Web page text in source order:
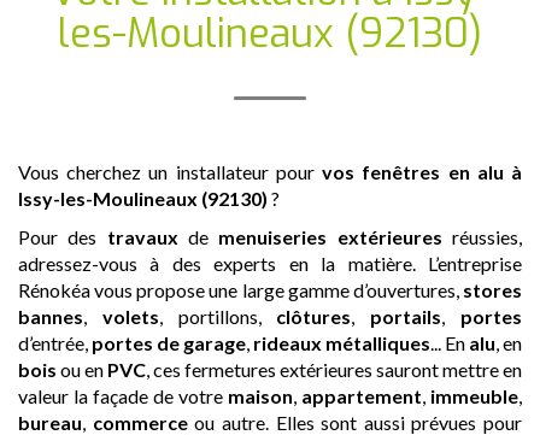
les-Moulineaux (92130)
Vous cherchez un installateur pourvos fenêtres en alu à
Issy-les-Moulineaux (92130) ?
Pour des travaux de menuiseries extérieures réussies,
adressez-vous à des experts en la matière. L’entreprise
Rénokéa vous propose une large gamme d’ouvertures, stores
bannes
volets , portillons, clôtures portails
portes
d’entrée, portes de garage rideaux métalliques ... En alu , en
bois ou en PVC , ces fermetures extérieures sauront mettre en
valeur la façade de votre maison appartement immeuble
bureau commerceou autre. Elles sont aussi prévues pour